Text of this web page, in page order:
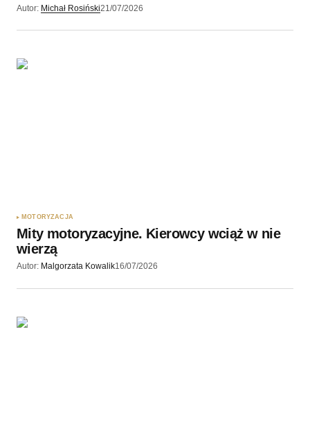
Autor: Michał Rosiński21/07/2026
MOTORYZACJA
Mity motoryzacyjne. Kierowcy wciąż w nie
wierzą
Autor: Malgorzata Kowalik16/07/2026